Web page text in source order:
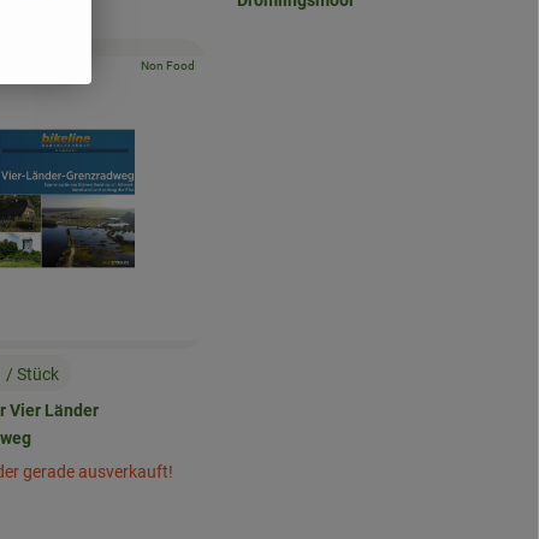
hinzufügen
/ Stück
Vier Länder
gerade ausverkauft!
, Kontrollstelle:
Non Food
zu Favouriten hinzufügen